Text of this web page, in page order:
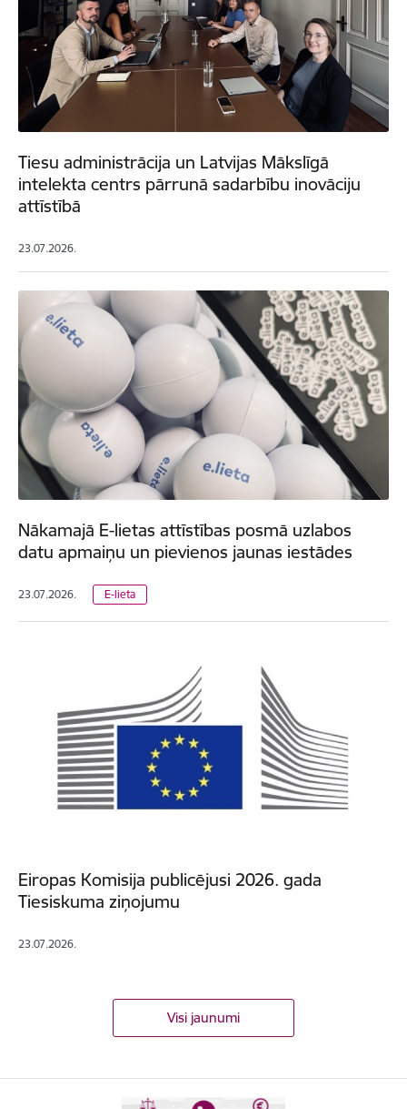
Tiesu administrācija un Latvijas Mākslīgā
intelekta centrs pārrunā sadarbību inovāciju
attīstībā
23.07.2026.
Nākamajā E-lietas attīstības posmā uzlabos
datu apmaiņu un pievienos jaunas iestādes
23.07.2026. E-lieta
Eiropas Komisija publicējusi 2026. gada
Tiesiskuma ziņojumu
23.07.2026.
Visi jaunumi